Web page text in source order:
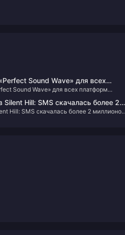
Sound Wave» для всех
Sound Wave» для всех платформ
Silent Hill: SMS скачалась более 2
Hill: SMS скачалась более 2 миллионов